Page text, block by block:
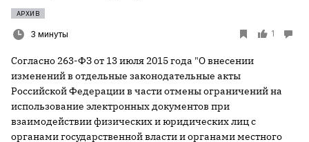
АРХИВ
3 минуты 1
Согласно 263-ФЗ от 13 июля 2015 года "О внесении
изменений в отдельные законодательные акты
Российской Федерации в части отмены ограничений на
использование электронных документов при
взаимодействии физических и юридических лиц с
органами государственной власти и органами местного